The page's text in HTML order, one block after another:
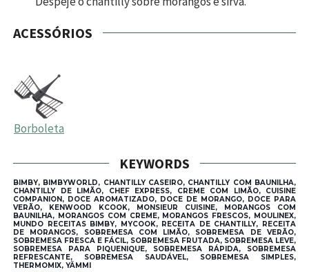
ACESSÓRIOS
Borboleta
KEYWORDS
BIMBY, BIMBYWORLD, CHANTILLY CASEIRO, CHANTILLY COM BAUNILHA,
CHANTILLY DE LIMÃO, CHEF EXPRESS, CREME COM LIMÃO, CUISINE
COMPANION, DOCE AROMATIZADO, DOCE DE MORANGO, DOCE PARA
VERÃO, KENWOOD KCOOK, MONSIEUR CUISINE, MORANGOS COM
BAUNILHA, MORANGOS COM CREME, MORANGOS FRESCOS, MOULINEX,
MUNDO RECEITAS BIMBY, MYCOOK, RECEITA DE CHANTILLY, RECEITA
DE MORANGOS, SOBREMESA COM LIMÃO, SOBREMESA DE VERÃO,
SOBREMESA FRESCA E FÁCIL, SOBREMESA FRUTADA, SOBREMESA LEVE,
SOBREMESA PARA PIQUENIQUE, SOBREMESA RÁPIDA, SOBREMESA
REFRESCANTE, SOBREMESA SAUDÁVEL, SOBREMESA SIMPLES,
THERMOMIX, YÄMMI